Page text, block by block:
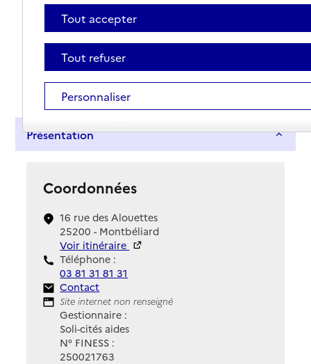
Tout déplier
Présentation
Coordonnées
16 rue des Alouettes
25200 - Montbéliard
Voir itinéraire
Téléphone :
03 81 31 81 31
Contact
Contact
Site Internet
Site internet non renseigné
Gestionnaire :
Soli-cités aides
N° FINESS :
250021763
Tout accepter
Tout refuser
Personnaliser